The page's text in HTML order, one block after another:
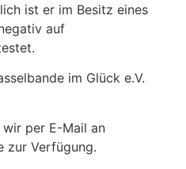
ist er im Besitz eines
auf
im Glück e.V.
wir per E-Mail an
zur Verfügung.